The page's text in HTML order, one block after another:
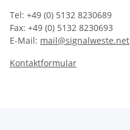
Tel: +49 (0) 5132 8230689
Fax: +49 (0) 5132 8230693
E-Mail: mail@signalweste.net
Kontaktformular